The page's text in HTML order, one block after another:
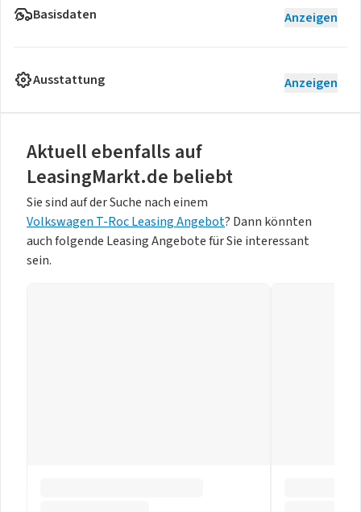
Basisdaten Anzeigen
Ausstattung Anzeigen
Aktuell ebenfalls auf
LeasingMarkt.de beliebt
Sie sind auf der Suche nach einem
Volkswagen T-Roc Leasing Angebot? Dann könnten
auch folgende Leasing Angebote für Sie interessant
sein.